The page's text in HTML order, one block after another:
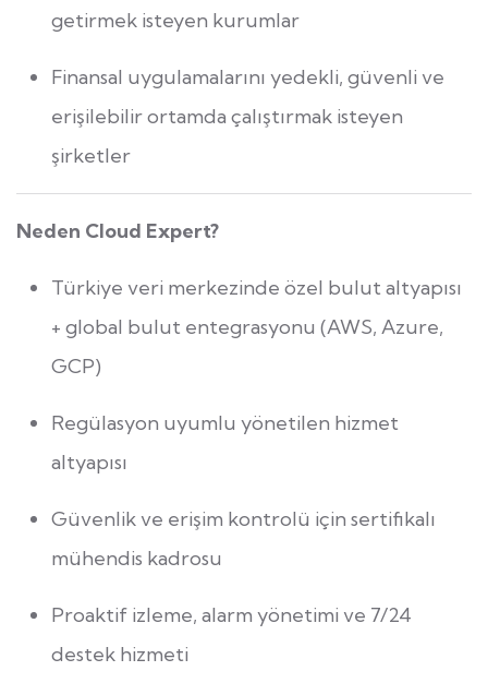
getirmek isteyen kurumlar
Finansal uygulamalarını yedekli, güvenli ve
erişilebilir ortamda çalıştırmak isteyen
şirketler
Neden Cloud Expert?
Türkiye veri merkezinde özel bulut altyapısı
+ global bulut entegrasyonu (AWS, Azure,
GCP)
Regülasyon uyumlu yönetilen hizmet
altyapısı
Güvenlik ve erişim kontrolü için sertifikalı
mühendis kadrosu
Proaktif izleme, alarm yönetimi ve 7/24
destek hizmeti